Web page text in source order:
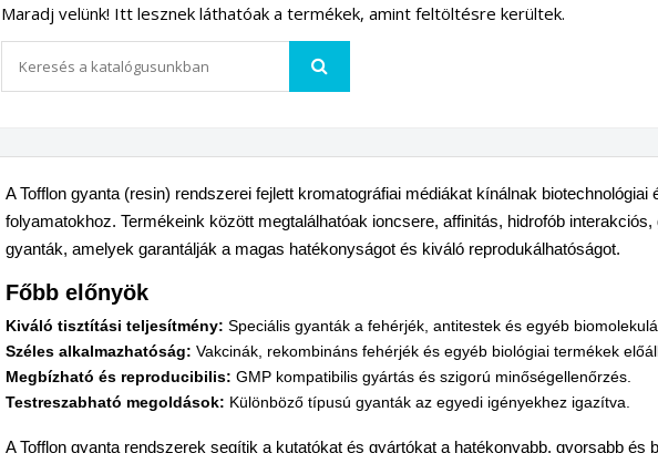
Maradj velünk! Itt lesznek láthatóak a termékek, amint feltöltésre kerültek.
A Tofflon gyanta (resin) rendszerei fejlett kromatográfiai médiákat kínálnak
folyamatokhoz. Termékeink között megtalálhatóak ioncsere, affinitás, hidrofób
gyanták, amelyek garantálják a magas hatékonyságot és kiváló reprodukálhatóságot.
Főbb előnyök
Kiváló tisztítási teljesítmény: Speciális gyanták a fehérjék, antitestek és egyéb
Széles alkalmazhatóság: Vakcinák, rekombináns fehérjék és egyéb biológiai termékek
Megbízható és reproducibilis: GMP kompatibilis gyártás és szigorú minőségellenőrzés.
Testreszabható megoldások: Különböző típusú gyanták az egyedi igényekhez igazítva.
A Tofflon gyanta rendszerek segítik a kutatókat és gyártókat a hatékonyabb, gyorsabb és